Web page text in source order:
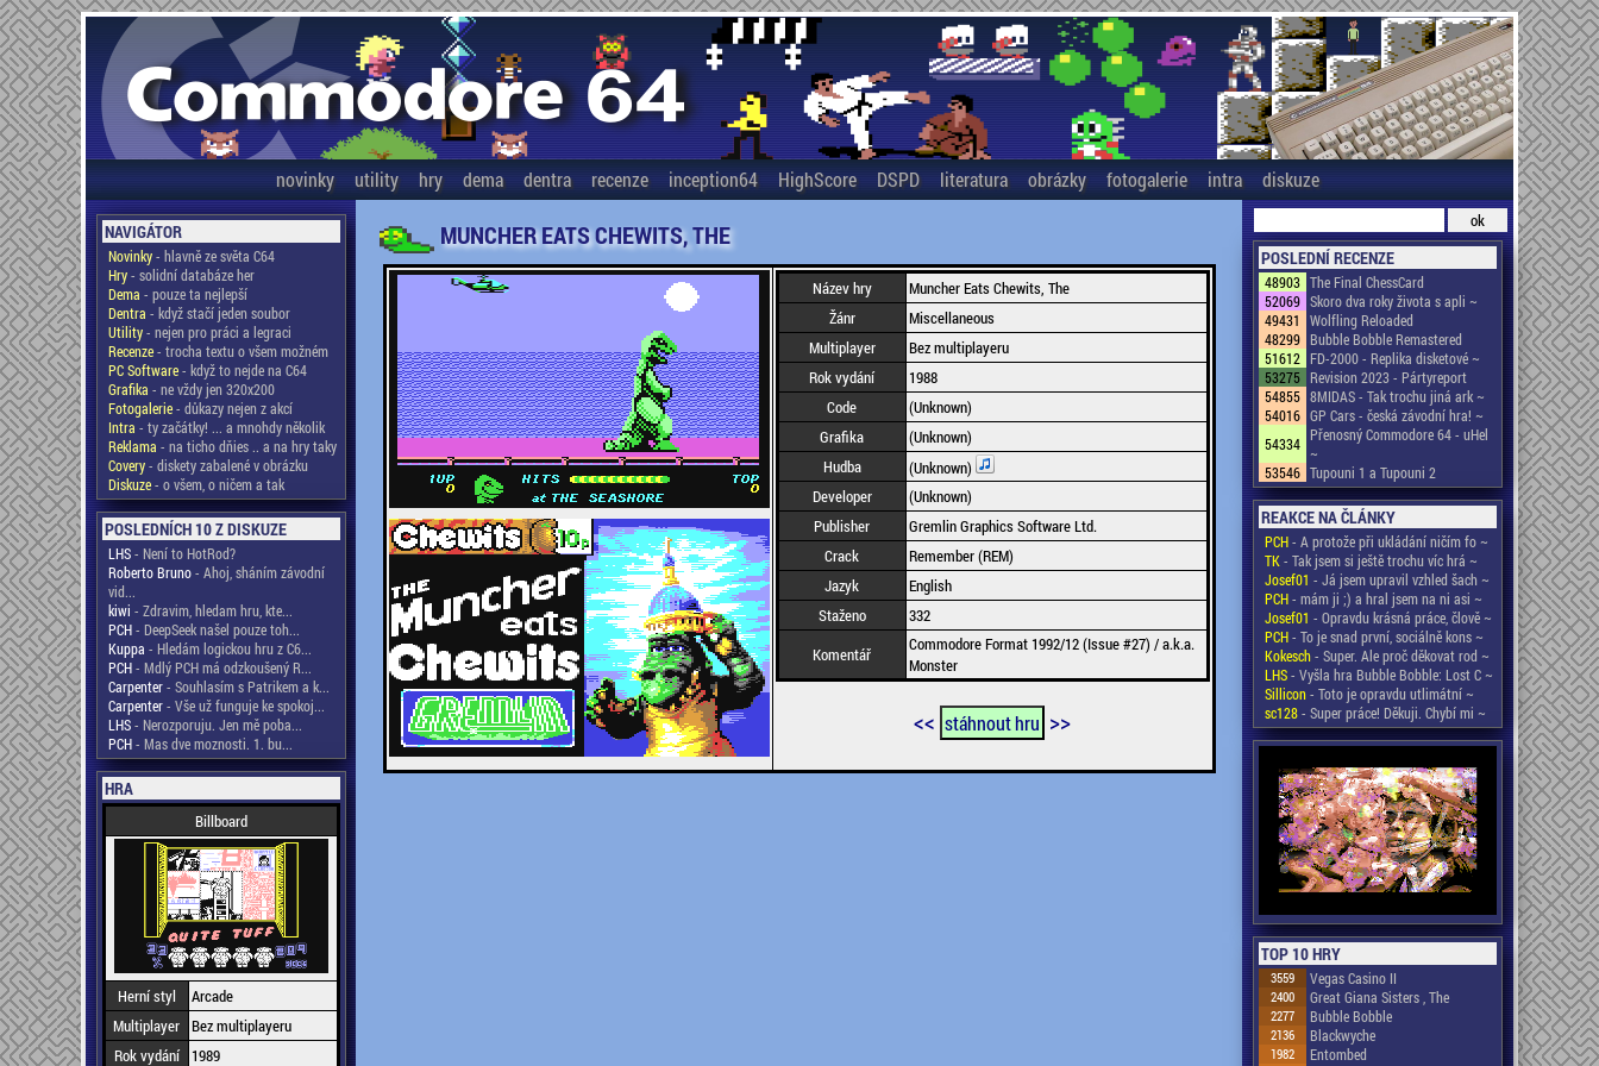
novinky utility hry dema dentra recenze inception64 HighScore DSPD literatura obrázky fotogalerie intra diskuze
NAVIGÁTOR
Novinky- hlavně ze světa C64
Hry- solidní databáze her
Dema - pouze ta nejlepší
Dentra - když stačí jeden soubor
Utility- nejen pro práci a legraci
Recenze- trocha textu o všem možném
PC Software- když to nejde na C64
Grafika - ne vždy jen 320x200
Fotogalerie- důkazy nejen z akcí
Intra - ty začátky! ... a mnohdy několik
Reklama - na ticho dňies .. a na hry taky
Covery- diskety zabalené v obrázku
Diskuze- o všem, o ničem a tak
POSLEDNÍCH 10 Z DISKUZE
LHS- Není to HotRod?
Roberto Bruno- Ahoj, sháním závodní
vid...
kiwi - Zdravim, hledam hru, kte...
PCH- DeepSeek našel pouze toh...
Kuppa - Hledám logickou hru z C6...
PCH- Mdlý PCH má odzkoušený R...
Carpenter- Souhlasím s Patrikem a k...
Carpenter- Vše už funguje ke spokoj...
LHS- Nerozporuju. Jen mě poba...
PCH- Mas dve moznosti. 1. bu...
HRA
Billboard
Herní styl
Arcade
Multiplayer Bez multiplayeru
Rok vydání
1989
MUNCHER EATS CHEWITS, THE
Název hry
Muncher Eats Chewits, The
Žánr
Miscellaneous
Multiplayer
Bez multiplayeru
Rok vydání
1988
Code
(Unknown)
Grafika
(Unknown)
Hudba
(Unknown)
Developer
(Unknown)
Publisher
Gremlin Graphics Software Ltd.
Crack
Remember (REM)
Jazyk
English
Staženo
332
Komentář
Commodore Format 1992/12 (Issue #27) / a.k.a.
Monster
<< stáhnout hru >>
POSLEDNÍ RECENZE
48903 The Final ChessCard
52069 Skoro dva roky života s apli ~
49431
Wolfling Reloaded
48299 Bubble Bobble Remastered
51612 FD-2000 - Replika disketové ~
53275 Revision 2023 - Pártyreport
54855 8MIDAS - Tak trochu jiná ark ~
54016 GP Cars - česká závodní hra! ~
54334 Přenosný Commodore 64 - uHel
~
53546 Tupouni 1 a Tupouni 2
REAKCE NA ČLÁNKY
PCH- A protože při ukládání ničím fo ~
TK- Tak jsem si ještě trochu víc hrá ~
Josef01 - Já jsem upravil vzhled šach ~
PCH- mám ji ;) a hral jsem na ni asi ~
Josef01 - Opravdu krásná práce, člově ~
PCH- To je snad první, sociálně kons ~
Kokesch- Super. Ale proč děkovat rod ~
LHS- Vyšla hra Bubble Bobble: Lost C ~
Sillicon- Toto je opravdu utlimátní ~
sc128- Super práce! Děkuji. Chybí mi ~
TOP 10 HRY
3559 Vegas Casino II
2400 Great Giana Sisters , The
2277 Bubble Bobble
2136 Blackwyche
1982 Entombed